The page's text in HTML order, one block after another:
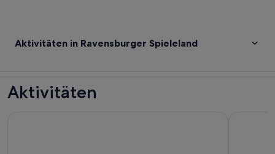
Aktivitäten in Ravensburger Spieleland
Aktivitäten